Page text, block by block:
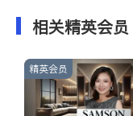
相关精英会员
精英会员